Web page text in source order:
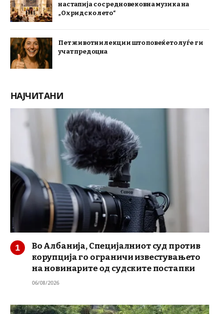
настапија со средновековна музика на
„Охридско лето“
Пет животни лекции што повеќето луѓе ги
учат предоцна
НАЈЧИТАНИ
Во Албанија, Специјалниот суд против
корупција го ограничи известувањето
на новинарите од судските постапки
06/08/2026